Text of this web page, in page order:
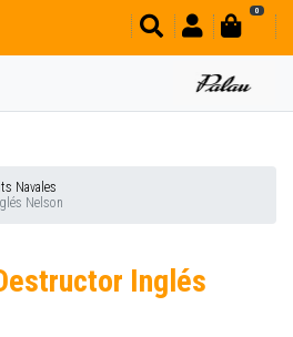
0
Navales
Nelson
Inglés